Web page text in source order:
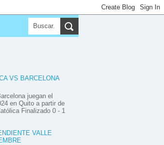
VS BARCELONA
juegan el
en Quito a partir de
Finalizado 0 - 1
VALLE